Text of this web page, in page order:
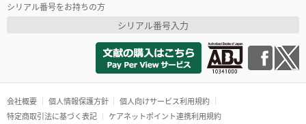
シリアル番号をお持ちの方
シリアル番号入力
会社概要 個人情報保護方針
個人向けサービス利用規約
特定商取引法に基づく表記
ケアネットポイント連携利用規約